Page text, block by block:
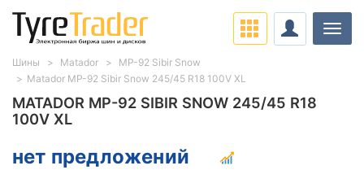
MATADOR MP-92 SIBIR SNOW 245/45 R18
100V XL
нет предложений
Шины Matador
MP-92 Sibir Snow
Matador MP-92 Sibir Snow 245/45 R18 100V XL